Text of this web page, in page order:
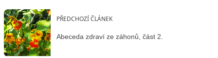
PŘEDCHOZÍ ČLÁNEK
Abeceda zdraví ze záhonů, část 2.